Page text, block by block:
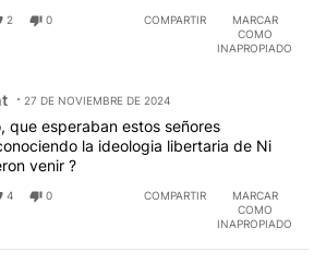
2 0 COMPARTIR
MARCAR
COMO
INAPROPIADO
27 DE NOVIEMBRE DE 2024
que esperaban estos señores
la ideologia libertaria de Ni
venir ?
4 0 COMPARTIR
MARCAR
COMO
INAPROPIADO